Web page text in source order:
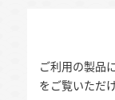
ご利用の製品
をご覧いただ